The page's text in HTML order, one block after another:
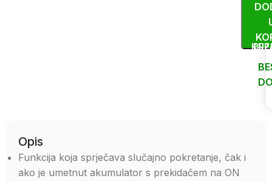
Opis
Funkcija koja sprječava slučajno pokretanje, čak i
ako je umetnut akumulator s prekidačem na ON